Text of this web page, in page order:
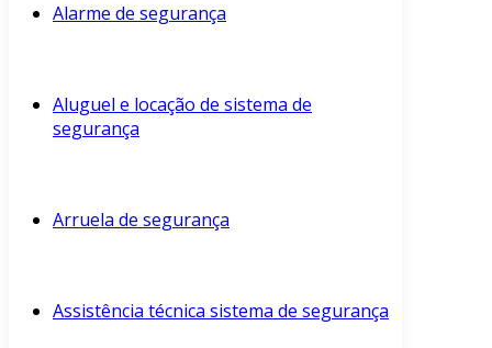
Alarme de segurança
Aluguel e locação de sistema de
segurança
Arruela de segurança
Assistência técnica sistema de segurança